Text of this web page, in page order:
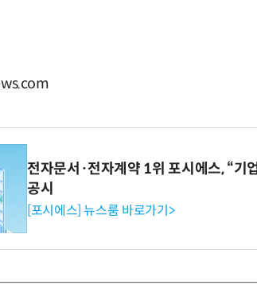
전자문서·전자계약 1위 포시에스, “기
공시
[포시에스] 뉴스룸 바로가기>